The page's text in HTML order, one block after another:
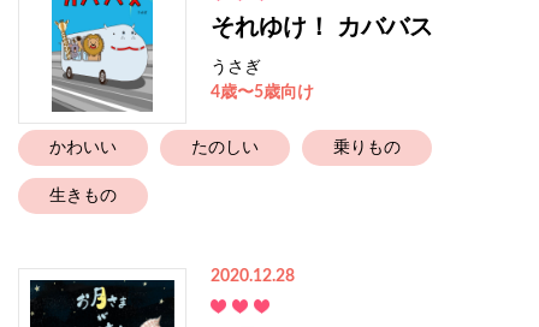
それゆけ！ カババス
うさぎ
4歳〜5歳向け
かわいい たのしい 乗りもの
生きもの
2020.12.28